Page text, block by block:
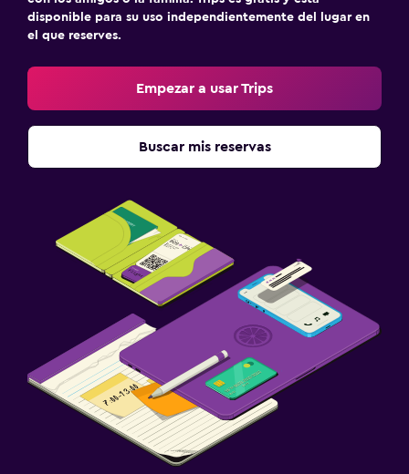
disponible para su uso independientemente del lugar en
el que reserves.
Empezar a usar Trips
Buscar mis reservas